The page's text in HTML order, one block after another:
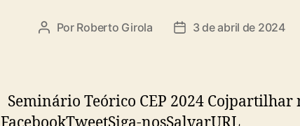
Autor
Por Roberto Girola
Data3 de abril de 2024
Seminário Teórico CEP 2024 Cojpartilhar